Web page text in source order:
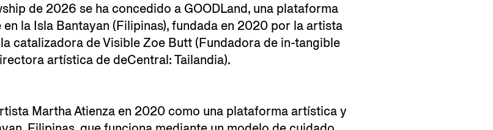
de 2026 se ha concedido a GOODLand, una plataforma
la Isla Bantayan (Filipinas), fundada en 2020 por la artista
catalizadora de Visible Zoe Butt (Fundadora de in-tangible
artística de deCentral: Tailandia).
Martha Atienza en 2020 como una plataforma artística y